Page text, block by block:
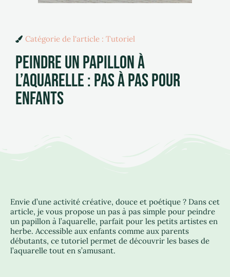
Catégorie de l'article : Tutoriel
PEINDRE UN PAPILLON À
L’AQUARELLE : PAS À PAS POUR
ENFANTS
Envie d’une activité créative, douce et poétique ? Dans cet
article, je vous propose un pas à pas simple pour peindre
un papillon à l’aquarelle, parfait pour les petits artistes en
herbe. Accessible aux enfants comme aux parents
débutants, ce tutoriel permet de découvrir les bases de
l’aquarelle tout en s’amusant.